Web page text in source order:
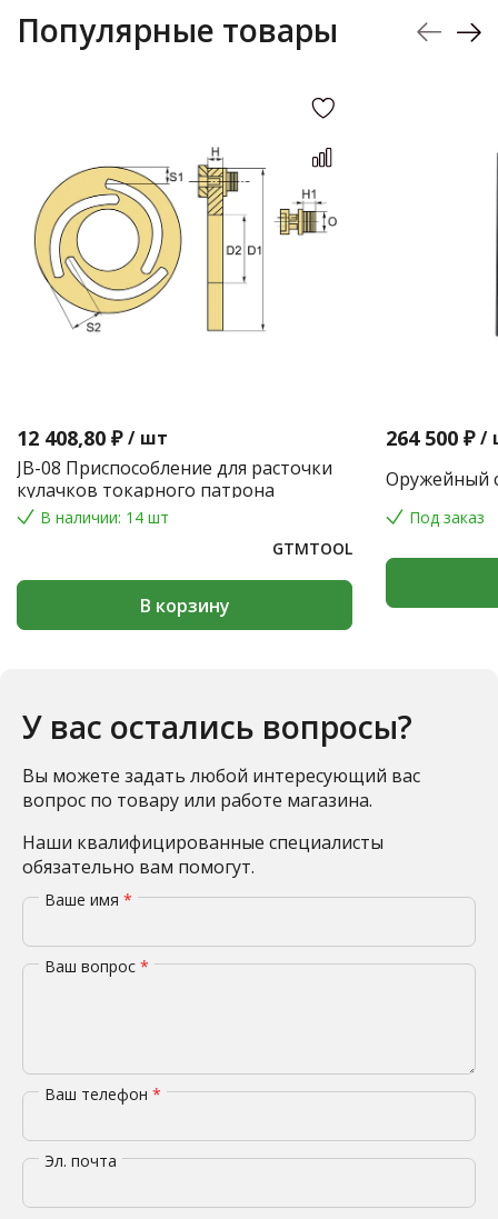
Популярные товары
12 408,80 ₽ / шт
JB-08 Приспособление для расточки
кулачков токарного патрона
В наличии: 14 шт
GTMTOOL
В корзину
264 500 ₽ /
Оружейный
Под заказ
У вас остались вопросы?
Вы можете задать любой интересующий вас
вопрос по товару или работе магазина.
Наши квалифицированные специалисты
обязательно вам помогут.
Ваше имя *
Ваш вопрос *
Ваш телефон *
Эл. почта